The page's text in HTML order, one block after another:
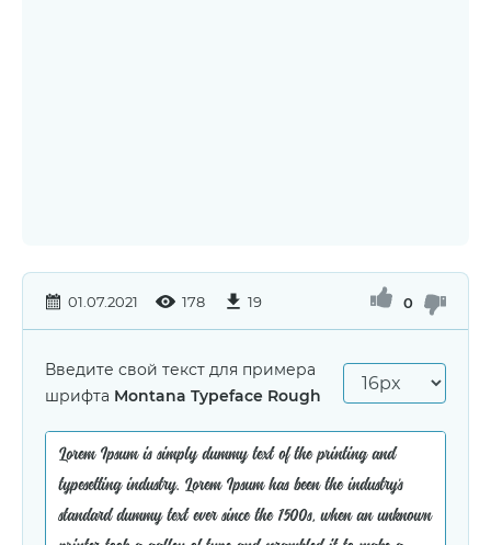
01.07.2021 178 19 0
Введите свой текст для примера
шрифта Montana Typeface Rough